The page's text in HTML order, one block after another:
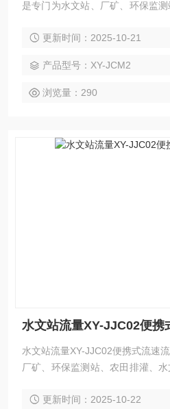
是专门为水文站、厂矿、环保监测
更新时间：2025-10-21
产品型号：XY-JCM2
浏览量：290
水文站流量XY-JJC02便携
水文站流量XY-JJC02便携式流速
厂矿、环保监测站、农田排灌、水
更新时间：2025-10-22